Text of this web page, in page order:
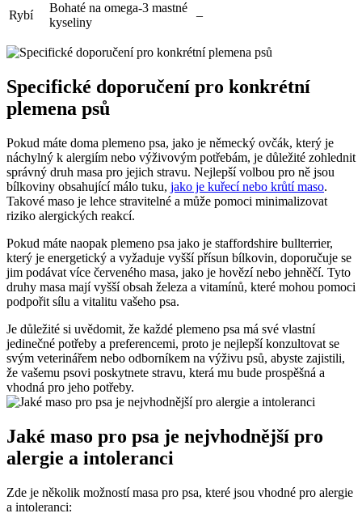
Rybí
Bohaté na omega-3 mastné
kyseliny
–
Specifické doporučení pro konkrétní
plemena psů
Pokud máte doma plemeno psa, jako je německý ovčák, který je
náchylný k alergiím nebo výživovým potřebám, je důležité zohlednit
správný druh masa pro jejich stravu. Nejlepší volbou pro ně jsou
bílkoviny obsahující málo tuku, jako je kuřecí nebo krůtí maso.
Takové maso je lehce stravitelné a může pomoci minimalizovat
riziko alergických reakcí.
Pokud máte naopak plemeno psa jako je staffordshire bullterrier,
který je energetický a vyžaduje vyšší přísun bílkovin, doporučuje se
jim podávat více červeného masa, jako je hovězí nebo jehněčí. Tyto
druhy masa mají vyšší obsah železa a vitamínů, které mohou pomoci
podpořit sílu a vitalitu vašeho psa.
Je důležité si uvědomit, že každé plemeno psa má své vlastní
jedinečné potřeby a preferencemi, proto je nejlepší konzultovat se
svým veterinářem nebo odborníkem na výživu psů, abyste zajistili,
že vašemu psovi poskytnete stravu, která mu bude prospěšná a
vhodná pro jeho potřeby.
Jaké maso pro psa je nejvhodnější pro
alergie a intoleranci
Zde je několik možností masa pro psa, které jsou vhodné pro alergie
a intoleranci: